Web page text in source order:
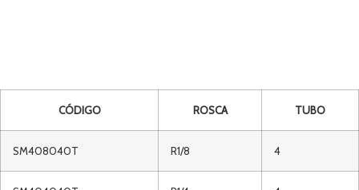
CÓDIGO ROSCA TUBO
SM408040T R1/8 4